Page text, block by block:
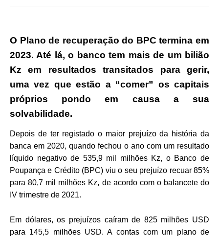
O Plano de recuperação do BPC termina em
2023. Até lá, o banco tem mais de um bilião
Kz em resultados transitados para gerir,
uma vez que estão a “comer” os capitais
próprios pondo em causa a sua
solvabilidade.
Depois de ter registado o maior prejuízo da história da
banca em 2020, quando fechou o ano com um resultado
líquido negativo de 535,9 mil milhões Kz, o Banco de
Poupança e Crédito (BPC) viu o seu prejuízo recuar 85%
para 80,7 mil milhões Kz, de acordo com o balancete do
IV trimestre de 2021.
Em dólares, os prejuízos caíram de 825 milhões USD
para 145,5 milhões USD. A contas com um plano de